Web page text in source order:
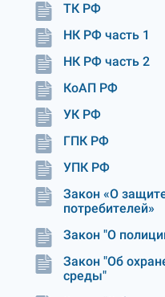
ТК РФ
НК РФ часть 1
НК РФ часть 2
КоАП РФ
УК РФ
ГПК РФ
УПК РФ
Закон «О
потребителей»
Закон "О
Закон "Об
среды"